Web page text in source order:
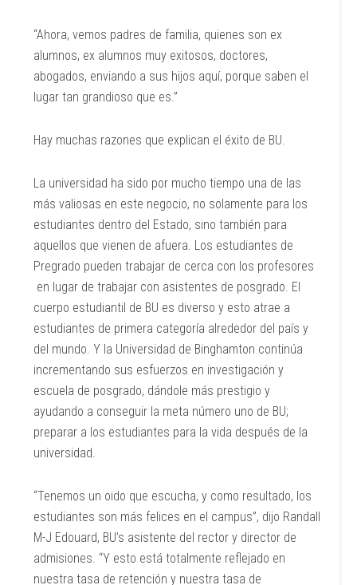
“Ahora, vemos padres de familia, quienes son ex
alumnos, ex alumnos muy exitosos, doctores,
abogados, enviando a sus hijos aquí, porque saben el
lugar tan grandioso que es.”
Hay muchas razones que explican el éxito de BU.
La universidad ha sido por mucho tiempo una de las
más valiosas en este negocio, no solamente para los
estudiantes dentro del Estado, sino también para
aquellos que vienen de afuera. Los estudiantes de
Pregrado pueden trabajar de cerca con los profesores
en lugar de trabajar con asistentes de posgrado. El
cuerpo estudiantil de BU es diverso y esto atrae a
estudiantes de primera categoría alrededor del país y
del mundo. Y la Universidad de Binghamton continúa
incrementando sus esfuerzos en investigación y
escuela de posgrado, dándole más prestigio y
ayudando a conseguir la meta número uno de BU;
preparar a los estudiantes para la vida después de la
universidad.
“Tenemos un oido que escucha, y como resultado, los
estudiantes son más felices en el campus”, dijo Randall
M-J Edouard, BU’s asistente del rector y director de
admisiones. “Y esto está totalmente reflejado en
nuestra tasa de retención y nuestra tasa de